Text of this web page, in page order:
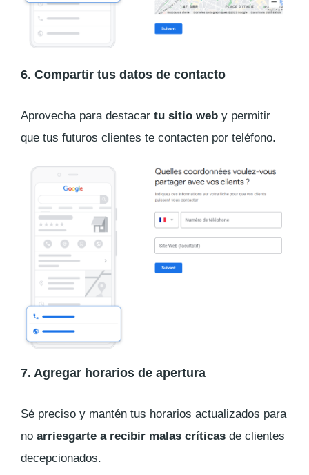
6. Compartir tus datos de contacto
Aprovecha para destacar tu sitio web y permitir
que tus futuros clientes te contacten por teléfono.
7. Agregar horarios de apertura
Sé preciso y mantén tus horarios actualizados para
no arriesgarte a recibir malas críticas de clientes
decepcionados.